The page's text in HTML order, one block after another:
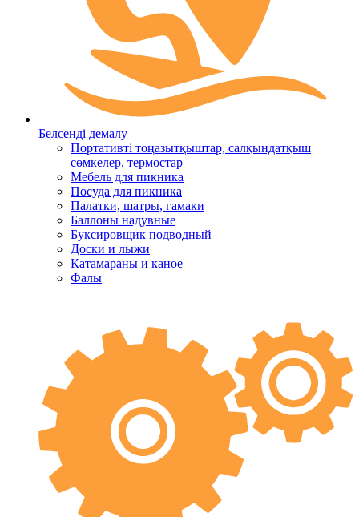
Белсенді демалу
Портативті тоңазытқыштар, салқындатқыш
сөмкелер, термостар
Мебель для пикника
Посуда для пикника
Палатки, шатры, гамаки
Баллоны надувные
Буксировщик подводный
Доски и лыжи
Катамараны и каное
Фалы